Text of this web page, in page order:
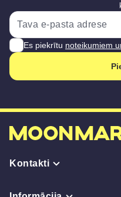
Es piekrītu noteikumiem
Kontakti